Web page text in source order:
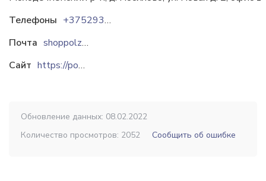
Телефоны
+375293958225
Почта
shoppolza.by@gmail.com
Сайт
https://polza-shop.by
Обновление данных: 08.02.2022
Количество просмотров: 2052
Сообщить об ошибке